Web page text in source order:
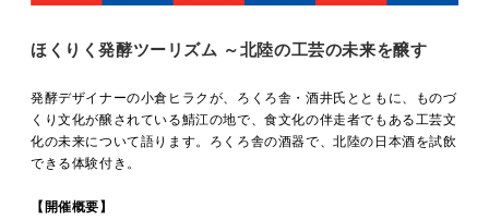
MOVIE
ほくりく発酵ツーリズム ～北陸の工芸の未来を醸す
発酵デザイナーの小倉ヒラクが、ろくろ舎・酒井氏とともに、ものづ
くり文化が醸されている鯖江の地で、食文化の伴走者でもある工芸文
化の未来について語ります。ろくろ舎の酒器で、北陸の日本酒を試飲
できる体験付き。
【開催概要】